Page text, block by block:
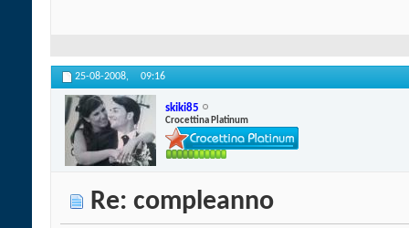
25-08-2008, 09:16
skiki85
Crocettina Platinum
Re: compleanno